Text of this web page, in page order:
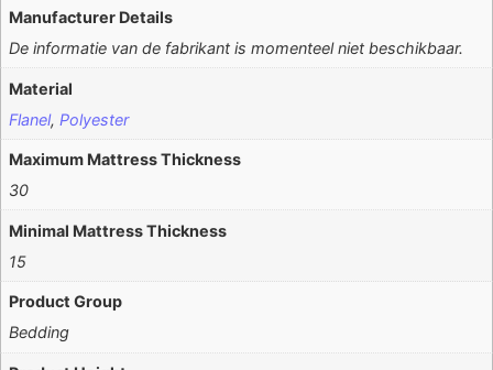
Manufacturer Details
De informatie van de fabrikant is momenteel niet beschikbaar.
Material
Flanel, Polyester
Maximum Mattress Thickness
30
Minimal Mattress Thickness
15
Product Group
Bedding